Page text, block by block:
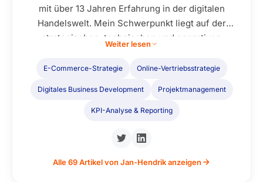
mit über 13 Jahren Erfahrung in der digitalen
Handelswelt. Mein Schwerpunkt liegt auf der
strategischen, technischen und operativen
auch im B2B-Bereich. Ich entwickle und optimiere
Effizienz, bessere Kundenerlebnisse und messbare
Ergebnisse. Dabei arbeite ich mit führenden
Shopware, Shopify und JTL. Technisch bringe ich
(HTML, CSS, JavaScript, PHP, MySQL) und bin
Weiter lesen
E-Commerce-Strategie Online-Vertriebsstrategie
Digitales Business Development Projektmanagement
KPI-Analyse & Reporting
Alle 69 Artikel von Jan-Hendrik anzeigen